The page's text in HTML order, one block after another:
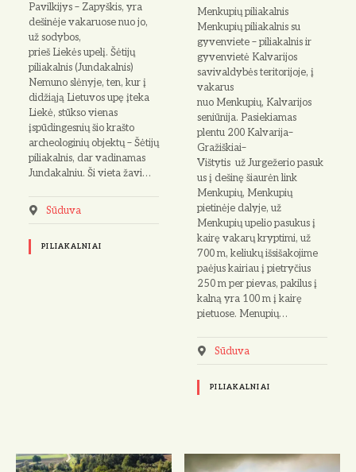
Pavilkijys – Zapyškis, yra
dešinėje vakaruose nuo jo,
už sodybos,
prieš Liekės upelį. Šėtijų
piliakalnis (Jundakalnis)
Nemuno slėnyje, ten, kur į
didžiąją Lietuvos upę įteka
Liekė, stūkso vienas
įspūdingesnių šio krašto
archeologinių objektų – Šėtijų
piliakalnis, dar vadinamas
Jundakalniu. Ši vieta žavi…
Sūduva
PILIAKALNIAI
Menkupių piliakalnis
Menkupių piliakalnis su
gyvenviete – piliakalnis ir
gyvenvietė Kalvarijos
savivaldybės teritorijoje, į
vakarus
nuo Menkupių, Kalvarijos
seniūnija. Pasiekiamas
plentu 200 Kalvarija–
Gražiškiai–
Vištytis už Jurgežerio pasuk
us į dešinę šiaurėn link
Menkupių, Menkupių
pietinėje dalyje, už
Menkupių upelio pasukus į
kairę vakarų kryptimi, už
700 m, keliukų išsišakojime
paėjus kairiau į pietryčius
250 m per pievas, pakilus į
kalną yra 100 m į kairę
pietuose. Menupių…
Sūduva
PILIAKALNIAI